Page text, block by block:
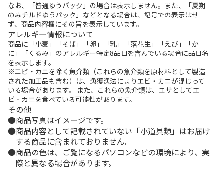
なお、「普通ゆうパック」の場合は表示しません。また、「夏期
のみチルドゆうパック」などとなる場合は、記号での表示はせ
ず、商品内容欄にその旨を表示しています。
アレルギー情報について
商品に「小麦」「そば」「卵」「乳」「落花生」「えび」「か
に」「くるみ」のアレルギー特定8品目を含んでいる場合に品目名
を表示します。
※エビ・カニを除く魚介類（これらの魚介類を原材料として製造
された加工品も含む）は、漁獲漁法によりエビ・カニが混じって
いる場合があります。 また、これらの魚介類は、エサとしてエ
ビ・カニを食べている可能性があります。
その他
商品写真はイメージです。
商品内容として記載されていない「小道具類」はお届け
する商品に含まれておりません。
商品の色は、ご覧になるパソコンなどの環境により、実
際と異なる場合があります。